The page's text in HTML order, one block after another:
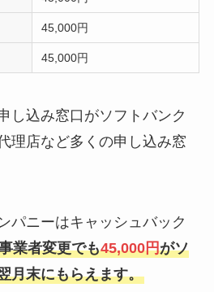
45,000円
45,000円
し込み窓口がソフトバンク
理店など多くの申し込み窓
パニーはキャッシュバック
業者変更でも45,000円がソ
月末にもらえます。